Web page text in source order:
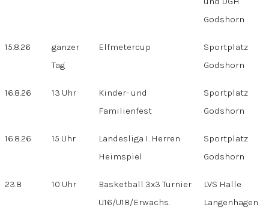
Godshorn
15.8.26
ganzer
Tag
Elfmetercup
Sportplatz
Godshorn
16.8.26 13 Uhr
Kinder- und
Familienfest
Sportplatz
Godshorn
16.8.26 15 Uhr
Landesliga I. Herren
Heimspiel
Sportplatz
Godshorn
23.8 10 Uhr
Basketball 3x3 Turnier
U16/U18/Erwachs.
LVS Halle
Langenhagen